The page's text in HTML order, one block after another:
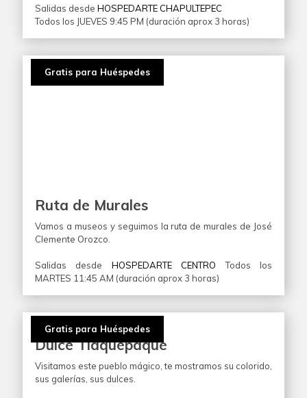
Salidas desde HOSPEDARTE CHAPULTEPEC
Todos los JUEVES 9:45 PM (duración aprox 3 horas)
Ruta de Murales
Vamos a museos y seguimos la ruta de murales de José
Clemente Orozco.
Salidas desde HOSPEDARTE CENTRO Todos los
MARTES 11:45 AM (duración aprox 3 horas)
Gratis para Huéspedes
Dulce Tlaquepaque
Visitamos este pueblo mágico, te mostramos su colorido,
sus galerías, sus dulces.
Gratis para Huéspedes